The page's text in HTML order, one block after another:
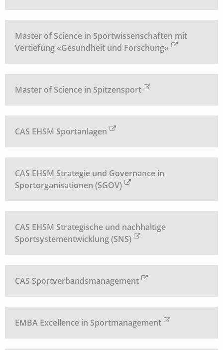
Master of Science in Sportwissenschaften mit
Vertiefung «Gesundheit und Forschung»
Master of Science in Spitzensport
CAS EHSM Sportanlagen
CAS EHSM Strategie und Governance in
Sportorganisationen (SGOV)
CAS EHSM Strategische und nachhaltige
Sportsystementwicklung (SNS)
CAS Sportverbandsmanagement
EMBA Excellence in Sportmanagement